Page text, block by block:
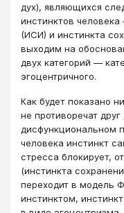
дух), являющихся
инстинктов
(ИСИ) и инстинкта
выходим на
двух категорий ―
эгоцентричного.
Как будет показано
не противоречат
дисфункциональном
человека инстинкт
стресса блокирует,
(инстинкта
переходит в модель
инстинктом,